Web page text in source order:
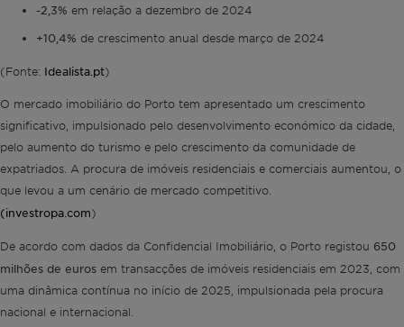
-2,3% em relação a dezembro de 2024
+10,4% de crescimento anual desde março de 2024
(Fonte: Idealista.pt)
O mercado imobiliário do Porto tem apresentado um crescimento
significativo, impulsionado pelo desenvolvimento económico da cidade,
pelo aumento do turismo e pelo crescimento da comunidade de
expatriados. A procura de imóveis residenciais e comerciais aumentou, o
que levou a um cenário de mercado competitivo.
(investropa.com)
De acordo com dados da Confidencial Imobiliário, o Porto registou 650
milhões de euros em transacções de imóveis residenciais em 2023, com
uma dinâmica contínua no início de 2025, impulsionada pela procura
nacional e internacional.